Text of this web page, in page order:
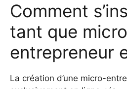
Comment
tant que
entrepreneur
La création d’une micro-